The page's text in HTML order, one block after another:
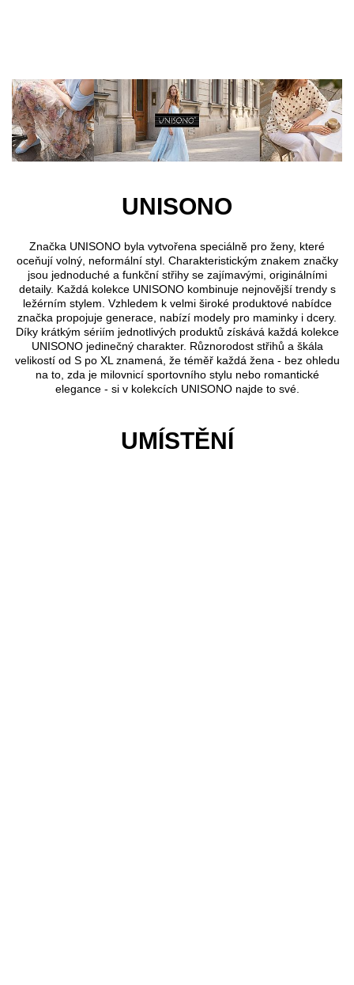
UNISONO
Značka UNISONO byla vytvořena speciálně pro ženy, které
oceňují volný, neformální styl. Charakteristickým znakem značky
jsou jednoduché a funkční střihy se zajímavými, originálními
detaily. Každá kolekce UNISONO kombinuje nejnovější trendy s
ležérním stylem. Vzhledem k velmi široké produktové nabídce
značka propojuje generace, nabízí modely pro maminky i dcery.
Díky krátkým sériím jednotlivých produktů získává každá kolekce
UNISONO jedinečný charakter. Různorodost střihů a škála
velikostí od S po XL znamená, že téměř každá žena - bez ohledu
na to, zda je milovnicí sportovního stylu nebo romantické
elegance - si v kolekcích UNISONO najde to své.
UMÍSTĚNÍ